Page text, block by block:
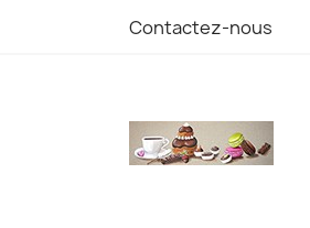
Contactez-nous